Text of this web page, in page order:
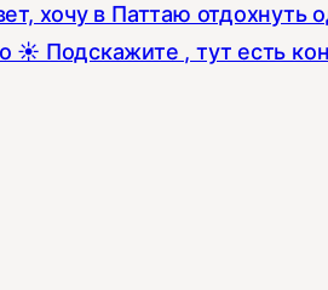
хочу в Паттаю отдохнуть
☀️ Подскажите , тут есть